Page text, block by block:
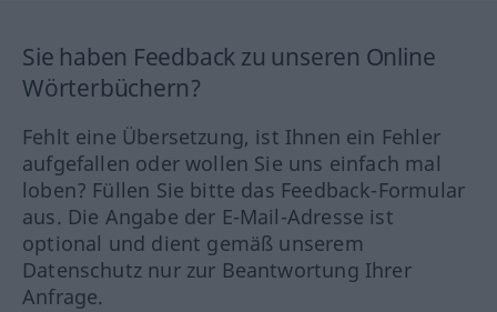
Sie haben Feedback zu unseren Online
Wörterbüchern?
Fehlt eine Übersetzung, ist Ihnen ein Fehler
aufgefallen oder wollen Sie uns einfach mal
loben? Füllen Sie bitte das Feedback-Formular
aus. Die Angabe der E-Mail-Adresse ist
optional und dient gemäß unserem
Datenschutz nur zur Beantwortung Ihrer
Anfrage.